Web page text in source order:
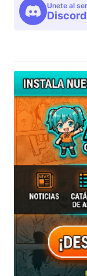
Unete al
Discord